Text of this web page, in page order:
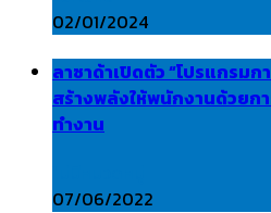
02/01/2024
ลาซาด้าเปิดตัว “โปรแกรม
สร้างพลังให้พนักงานด้วยก
ทำงาน
07/06/2022